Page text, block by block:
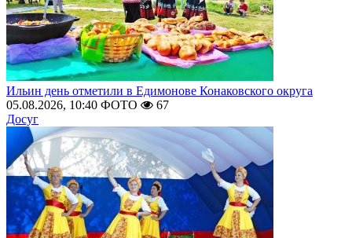
Ильин день отметили в Едимонове Конаковского округа
05.08.2026, 10:40 ФОТО
67
Досуг